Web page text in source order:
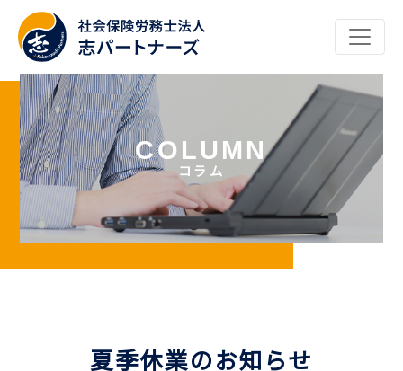
コラム
夏季休業のお知らせ